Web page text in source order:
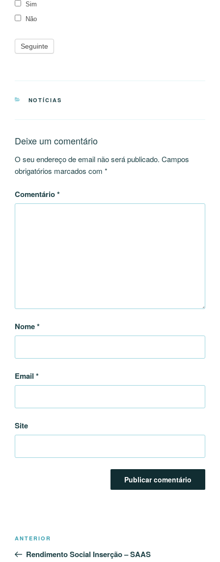
Sim
Não
Seguinte
CATEGORIAS
NOTÍCIAS
Deixe um comentário
O seu endereço de email não será publicado. Campos
obrigatórios marcados com *
Comentário*
Nome*
Email *
Site
Conteúdo
anterior
ANTERIOR
Rendimento Social Inserção – SAAS